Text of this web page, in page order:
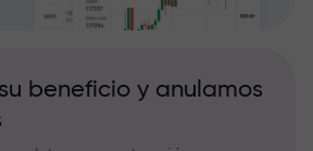
beneficio y anulamos